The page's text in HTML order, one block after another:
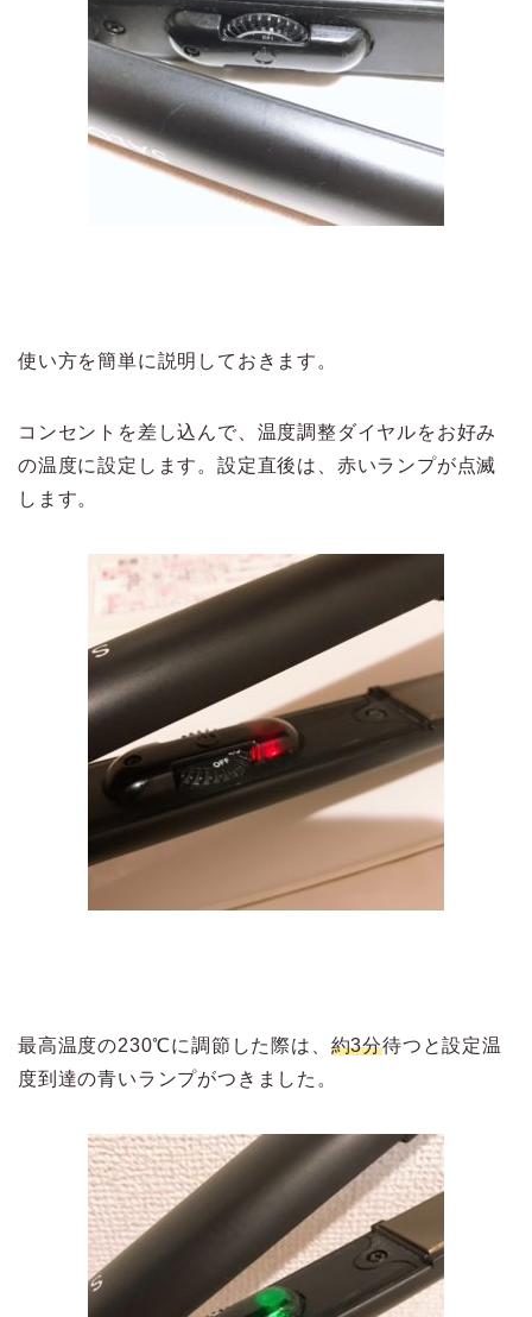
使い方を簡単に説明しておきます。
コンセントを差し込んで、温度調整ダイヤルをお好み
の温度に設定します。設定直後は、赤いランプが点滅
します。
最高温度の230℃に調節した際は、 約3分待つと設定温
度到達の青いランプがつきました。